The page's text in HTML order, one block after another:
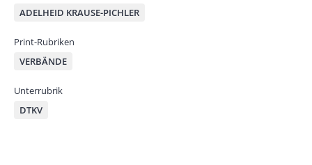
ADELHEID KRAUSE-PICHLER
Print-Rubriken
VERBÄNDE
Unterrubrik
DTKV